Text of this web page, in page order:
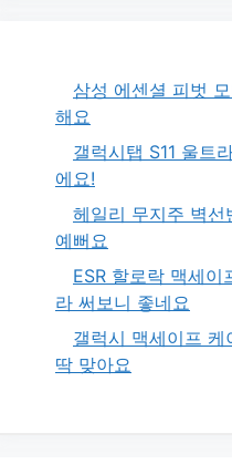
삼성 에센셜 피벗
해요
갤럭시탭 S11 울트
에요!
헤일리 무지주 벽
예뻐요
ESR 할로락 맥세
라 써보니 좋네요
갤럭시 맥세이프
딱 맞아요